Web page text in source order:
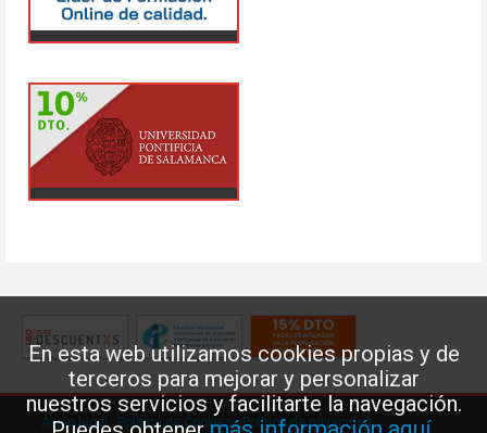
En esta web utilizamos cookies propias y de
terceros para mejorar y personalizar
nuestros servicios y facilitarte la navegación.
Aviso legal·Política de Cookies·Política de privacidad